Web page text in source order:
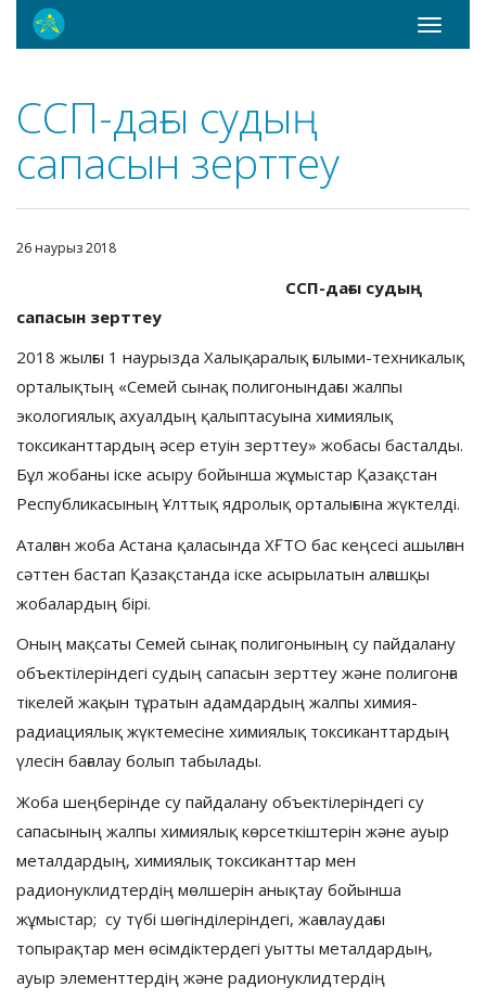
Toggle
ССП-дағы судың
сапасын зерттеу
26 наурыз 2018
ССП-дағы судың
сапасын зерттеу
2018 жылғы 1 наурызда Халықаралық ғылыми-техникалық
орталықтың «Семей сынақ полигонындағы жалпы
экологиялық ахуалдың қалыптасуына химиялық
токсиканттардың әсер етуін зерттеу» жобасы басталды.
Бұл жобаны іске асыру бойынша жұмыстар Қазақстан
Республикасының Ұлттық ядролық орталығына жүктелді.
Аталған жоба Астана қаласында ХҒТО бас кеңсесі ашылған
сәттен бастап Қазақстанда іске асырылатын алғашқы
жобалардың бірі.
Оның мақсаты Семей сынақ полигонының су пайдалану
объектілеріндегі судың сапасын зерттеу және полигонға
тікелей жақын тұратын адамдардың жалпы химия-
радиациялық жүктемесіне химиялық токсиканттардың
үлесін бағалау болып табылады.
Жоба шеңберінде су пайдалану объектілеріндегі су
сапасының жалпы химиялық көрсеткіштерін және ауыр
металдардың, химиялық токсиканттар мен
радионуклидтердің мөлшерін анықтау бойынша
жұмыстар; су түбі шөгінділеріндегі, жағалаудағы
топырақтар мен өсімдіктердегі уытты металдардың,
ауыр элементтердің және радионуклидтердің